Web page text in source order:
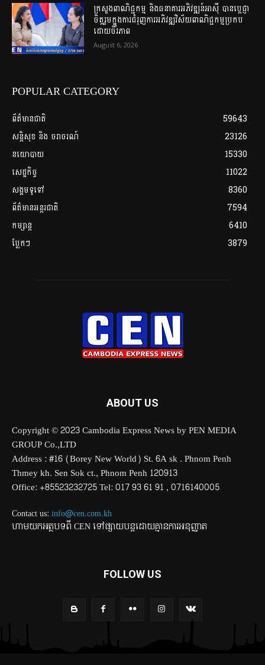
ក្រសួងពាណិជ្ជកម្ម និងធនាគារអភិវឌ្ឍន៍អាស៊ី បានប្តេជ្ញា
ចិត្តរួមក្នុងការជំរុញការអភិវឌ្ឍវិស័យពាណិជ្ជកម្មប្រកប
ដោយចីរភាព
August 6, 2026
POPULAR CATEGORY
ព័ត៌មានជាតិ
59643
សន្តិសុខ និង ចរាចរណ៍
23126
នយោបាយ
15330
សេដ្ឋកិច្ច
11022
សង្គមទូទៅ
8360
ព័ត៌មានអន្តរជាតិ
7594
កម្សាន្ត
6410
ប្លែកៗ
3879
ABOUT US
Copyright © 2023 Cambodia Express News by PEN MEDIA
GROUP Co.,LTD
Address : #16 (Borey New World) St. 6A sk . Phnom Penh
Thmey kh. Sen Sok ct., Phnom Penh 120913
Office: +85523232725 Tel: 017 93 61 91 , 0716140005
Contact us: info@cen.com.kh
ហាមយកអត្ថបទពី CEN ទៅផ្សាយបន្តដោយគ្មានការអនុញ្ញាត
FOLLOW US